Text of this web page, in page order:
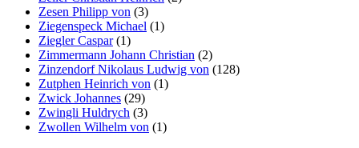
Zesen Philipp von (3)
Ziegenspeck Michael (1)
Ziegler Caspar(1)
Zimmermann Johann Christian (2)
Zinzendorf Nikolaus Ludwig von (128)
Zutphen Heinrich von (1)
Zwick Johannes (29)
Zwingli Huldrych (3)
Zwollen Wilhelm von (1)